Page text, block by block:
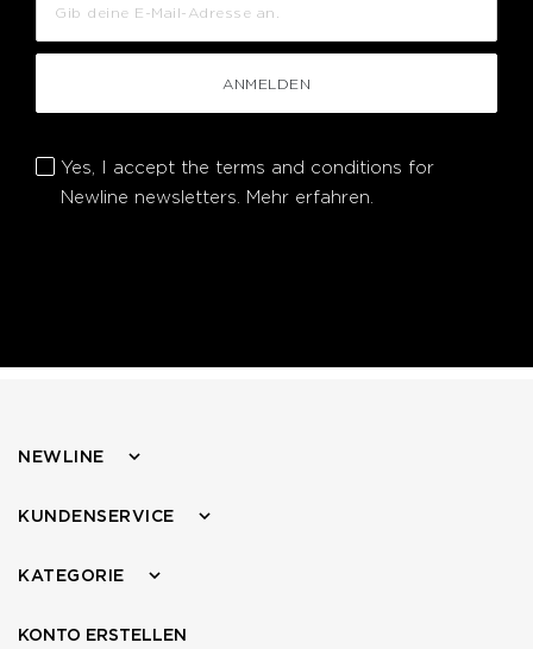
ANMELDEN
Yes, I accept the terms and conditions for
Newline newsletters. Mehr erfahren.
NEWLINE
KUNDENSERVICE
KATEGORIE
KONTO ERSTELLEN